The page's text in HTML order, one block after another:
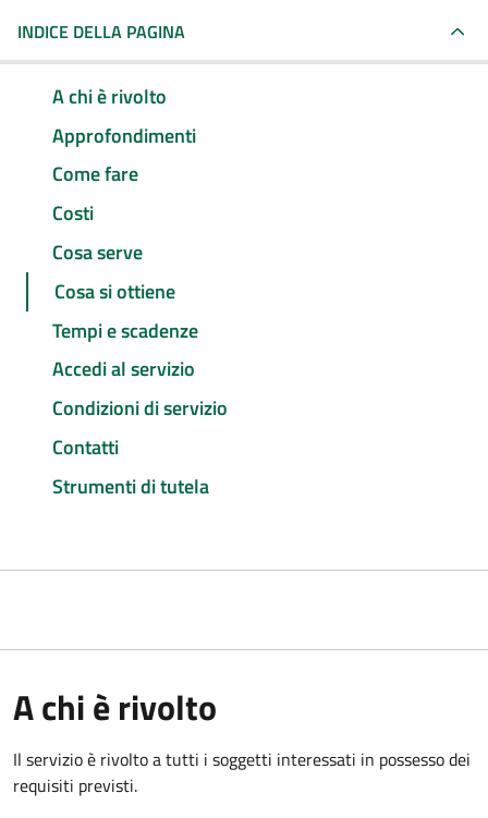
INDICE DELLA PAGINA
A chi è rivolto
Approfondimenti
Come fare
Costi
Cosa serve
Cosa si ottiene
Tempi e scadenze
Accedi al servizio
Condizioni di servizio
Contatti
Strumenti di tutela
A chi è rivolto
Il servizio è rivolto a tutti i soggetti interessati in possesso dei
requisiti previsti.